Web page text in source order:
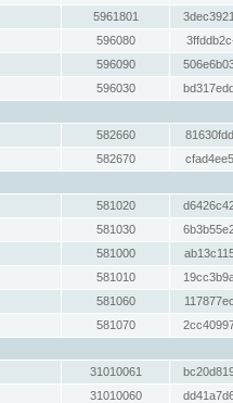
5961801
596080
596090
596030
582660
582670
581020
581030
581000
581010
581060
581070
31010061
31010060